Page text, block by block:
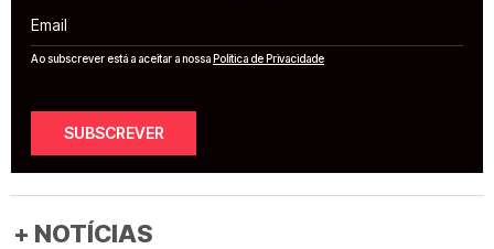
Email
Ao subscrever está a aceitar a nossaPolítica de Privacidade
SUBSCREVER
+ NOTÍCIAS